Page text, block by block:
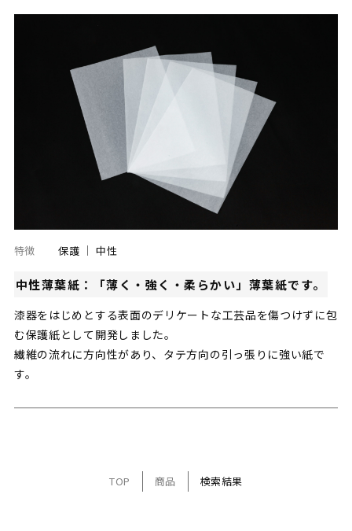
特徴 保護 中性
中性薄葉紙：「薄く・強く・柔らかい」薄葉紙です。
漆器をはじめとする表面のデリケートな工芸品を傷つけずに包
む保護紙として開発しました。
繊維の流れに方向性があり、タテ方向の引っ張りに強い紙で
す。
TOP 商品 検索結果